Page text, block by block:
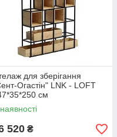
для зберігання
Огастін" LNK - LOFT
см
520 ₴